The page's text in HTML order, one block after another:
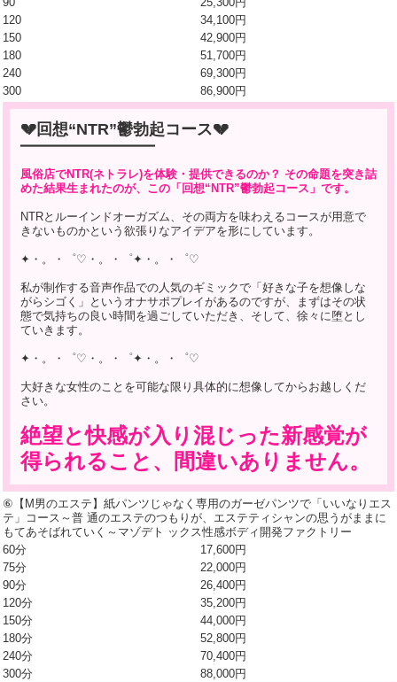
120
34,100円
150
42,900円
180
51,700円
240
69,300円
300
86,900円
💔回想“NTR”鬱勃起コース💔
━━━━━━━━━━━━━━━━━━━
風俗店でNTR(ネトラレ)を体験・提供できるのか？ その命題を突き詰
めた結果生まれたのが、この「回想“NTR”鬱勃起コース」です。
NTRとルーインドオーガズム、その両方を味わえるコースが用意で
きないものかという欲張りなアイデアを形にしています。
✦・。・゜♡・。・゜✦・。・゜♡
私が制作する音声作品での人気のギミックで「好きな子を想像しな
がらシゴく」というオナサポプレイがあるのですが、まずはその状
態で気持ちの良い時間を過ごしていただき、そして、徐々に堕とし
ていきます。
✦・。・゜♡・。・゜✦・。・゜♡
大好きな女性のことを可能な限り具体的に想像してからお越しくだ
さい。
絶望と快感が入り混じった新感覚が
得られること、間違いありません。
⑥【М男のエステ】紙パンツじゃなく専用のガーゼパンツで「いいなりエス
テ」コース～普 通のエステのつもりが、エステティシャンの思うがままに
もてあそばれていく～マゾデト ックス性感ボディ開発ファクトリー
60分
17,600円
75分
22,000円
90分
26,400円
120分
35,200円
150分
44,000円
180分
52,800円
240分
70,400円
300分
88,000円